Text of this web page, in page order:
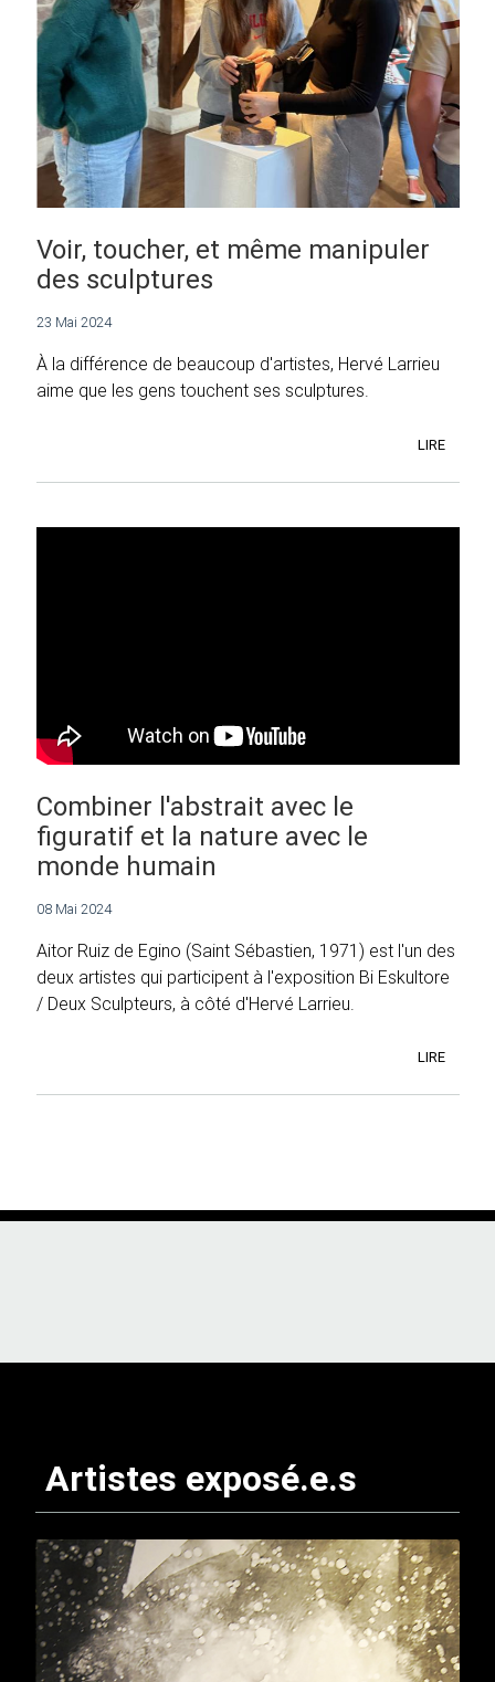
Voir, toucher, et même manipuler
des sculptures
23 Mai 2024
À la différence de beaucoup d'artistes, Hervé Larrieu
aime que les gens touchent ses sculptures.
LIRE
Combiner l'abstrait avec le
figuratif et la nature avec le
monde humain
08 Mai 2024
Aitor Ruiz de Egino (Saint Sébastien, 1971) est l'un des
deux artistes qui participent à l'exposition Bi Eskultore
/ Deux Sculpteurs, à côté d'Hervé Larrieu.
LIRE
Artistes exposé.e.s